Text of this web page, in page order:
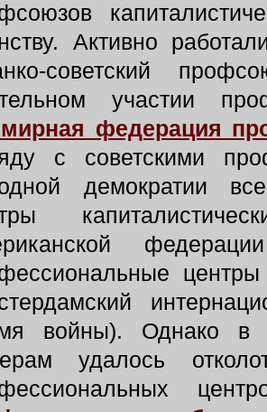
Активно
советский
участии
федерация
с советскими
демократии
войны). Однако в
удалось